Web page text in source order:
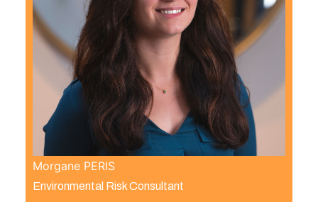
Morgane PERIS
Environmental Risk Consultant